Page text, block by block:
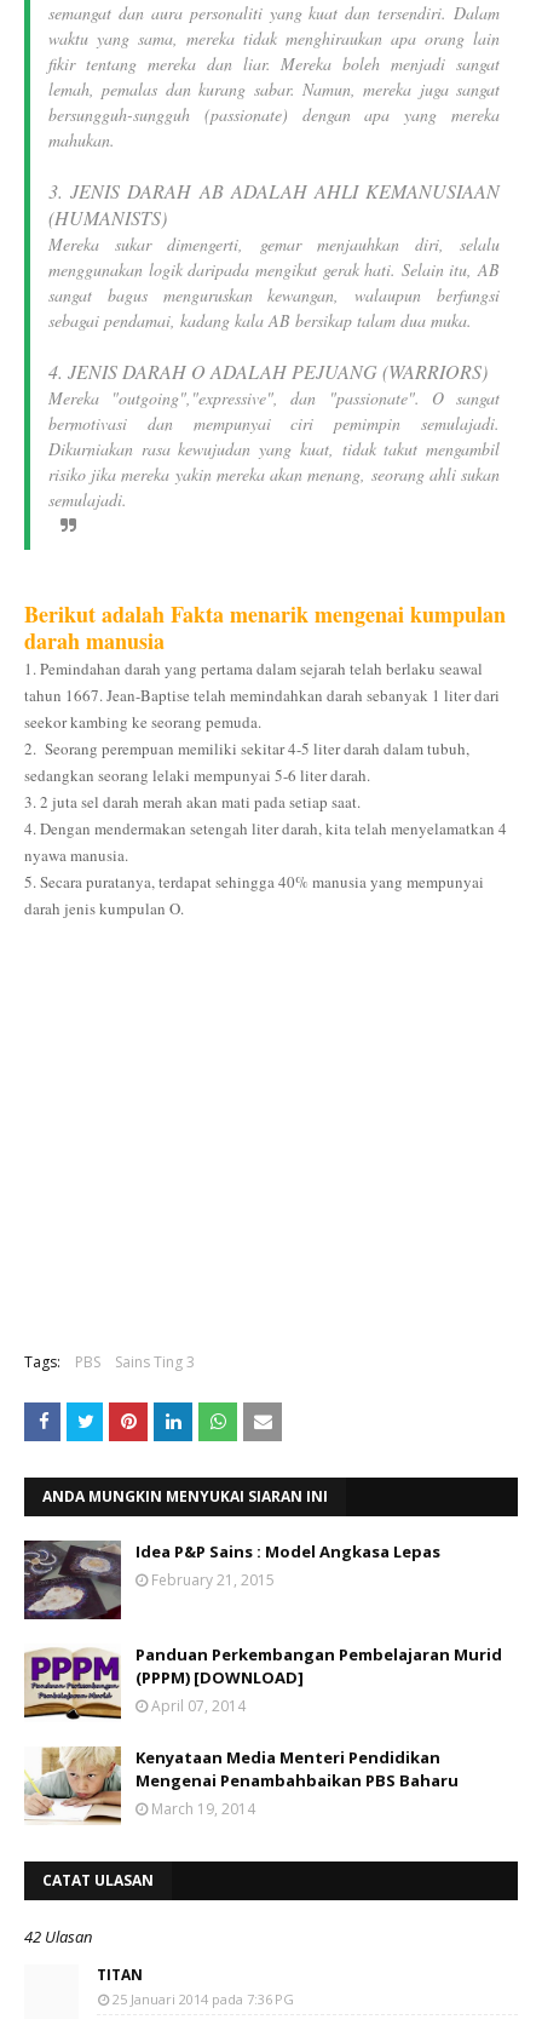
semangat dan aura personaliti yang kuat dan tersendiri. Dalam
waktu yang sama, mereka tidak menghiraukan apa orang lain
fikir tentang mereka dan liar. Mereka boleh menjadi sangat
lemah, pemalas dan kurang sabar. Namun, mereka juga sangat
bersungguh-sungguh (passionate) dengan apa yang mereka
mahukan.
3. JENIS DARAH AB ADALAH AHLI KEMANUSIAAN
(HUMANISTS)
Mereka sukar dimengerti, gemar menjauhkan diri, selalu
menggunakan logik daripada mengikut gerak hati. Selain itu, AB
sangat bagus menguruskan kewangan, walaupun berfungsi
sebagai pendamai, kadang kala AB bersikap talam dua muka.
4. JENIS DARAH O ADALAH PEJUANG (WARRIORS)
Mereka "outgoing","expressive", dan "passionate". O sangat
bermotivasi dan mempunyai ciri pemimpin semulajadi.
Dikurniakan rasa kewujudan yang kuat, tidak takut mengambil
risiko jika mereka yakin mereka akan menang, seorang ahli sukan
semulajadi.
Berikut adalah Fakta menarik mengenai kumpulan
darah manusia
1. Pemindahan darah yang pertama dalam sejarah telah berlaku seawal
tahun 1667. Jean-Baptise telah memindahkan darah sebanyak 1 liter dari
seekor kambing ke seorang pemuda.
2. Seorang perempuan memiliki sekitar 4-5 liter darah dalam tubuh,
sedangkan seorang lelaki mempunyai 5-6 liter darah.
3. 2 juta sel darah merah akan mati pada setiap saat.
4. Dengan mendermakan setengah liter darah, kita telah menyelamatkan 4
nyawa manusia.
5. Secara puratanya, terdapat sehingga 40% manusia yang mempunyai
darah jenis kumpulan O.
Tags: PBS Sains Ting 3
ANDA MUNGKIN MENYUKAI SIARAN INI
Idea P&P Sains : Model Angkasa Lepas
February 21, 2015
Panduan Perkembangan Pembelajaran Murid
(PPPM) [DOWNLOAD]
April 07, 2014
Kenyataan Media Menteri Pendidikan
Mengenai Penambahbaikan PBS Baharu
March 19, 2014
CATAT ULASAN
42 Ulasan
TITAN
25 Januari 2014 pada 7:36 PG